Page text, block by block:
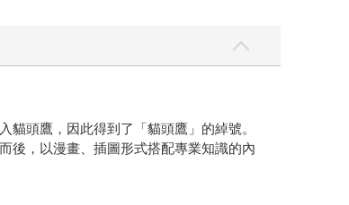
頭鷹，因此得到了「貓頭鷹」的綽號。
後，以漫畫、插圖形式搭配專業知識的內